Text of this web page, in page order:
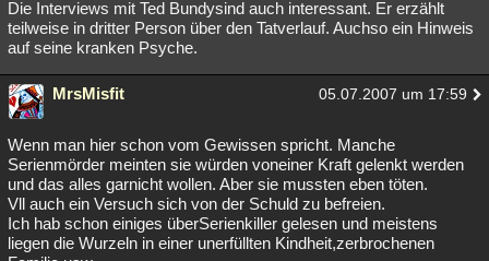
Die Interviews mit Ted Bundysind auch interessant. Er erzählt
teilweise in dritter Person über den Tatverlauf. Auchso ein Hinweis
auf seine kranken Psyche.
MrsMisfit 05.07.2007 um 17:59
Wenn man hier schon vom Gewissen spricht. Manche
Serienmörder meinten sie würden voneiner Kraft gelenkt werden
und das alles garnicht wollen. Aber sie mussten eben töten.
Vll auch ein Versuch sich von der Schuld zu befreien.
Ich hab schon einiges überSerienkiller gelesen und meistens
liegen die Wurzeln in einer unerfüllten Kindheit,zerbrochenen